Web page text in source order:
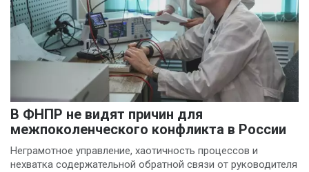
В ФНПР не видят причин для
межпоколенческого конфликта в России
Неграмотное управление, хаотичность процессов и
нехватка содержательной обратной связи от руководителя